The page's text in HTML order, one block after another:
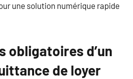
une solution numérique rapide
obligatoires d’un
de loyer